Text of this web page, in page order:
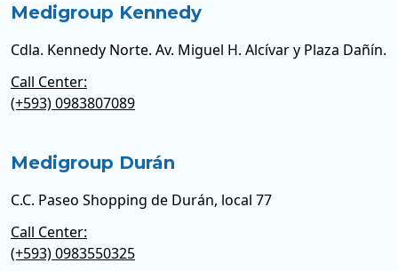
Medigroup Kennedy
Cdla. Kennedy Norte. Av. Miguel H. Alcívar y Plaza Dañín.
Call Center:
(+593) 0983807089
Medigroup Durán
C.C. Paseo Shopping de Durán, local 77
Call Center:
(+593) 0983550325